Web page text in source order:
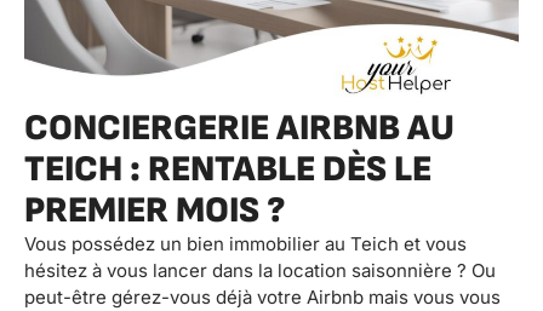
CONCIERGERIE AIRBNB AU
TEICH : RENTABLE DÈS LE
PREMIER MOIS ?
Vous possédez un bien immobilier au Teich et vous
hésitez à vous lancer dans la location saisonnière ? Ou
peut-être gérez-vous déjà votre Airbnb mais vous vous